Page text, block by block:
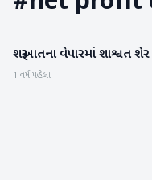
બિઝનેસ
શરૂઆતના વેપારમાં શાશ્વત
1 વર્ષ પહેલા